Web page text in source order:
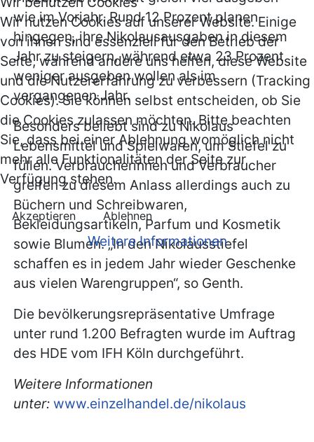
wie im Vorjahr. Rund 12 Prozent planen
hingegen, ihre Nikolausausgaben in diesem
Jahr zu steigern, während etwa 23 Prozent
weniger ausgeben wollen als im
vergangenen Jahr.
Besonders beliebt sind zu Nikolaus
Lebensmittel und Spielwaren, um Stiefel zu
füllen. Verbraucherinnen und Verbraucher
greifen zu diesem Anlass allerdings auch zu
Büchern und Schreibwaren,
Bekleidungsartikeln, Parfum und Kosmetik
sowie Blumen. „In den Nikolausstiefel
schaffen es in jedem Jahr wieder Geschenke
aus vielen Warengruppen“, so Genth.
Die bevölkerungsrepräsentative Umfrage
unter rund 1.200 Befragten wurde im Auftrag
des HDE vom IFH Köln durchgeführt.
Weitere Informationen
unter: www.einzelhandel.de/nikolaus
Wir nutzen Cookies auf unserer Website. Einige
von ihnen sind essenziell für den Betrieb der
Seite, während andere uns helfen, diese Website
und die Nutzererfahrung zu verbessern (Tracking
Cookies). Sie können selbst entscheiden, ob Sie
die Cookies zulassen möchten. Bitte beachten
Sie, dass bei einer Ablehnung womöglich nicht
mehr alle Funktionalitäten der Seite zur
Verfügung stehen.
Akzeptieren Ablehnen
Weitere Informationen